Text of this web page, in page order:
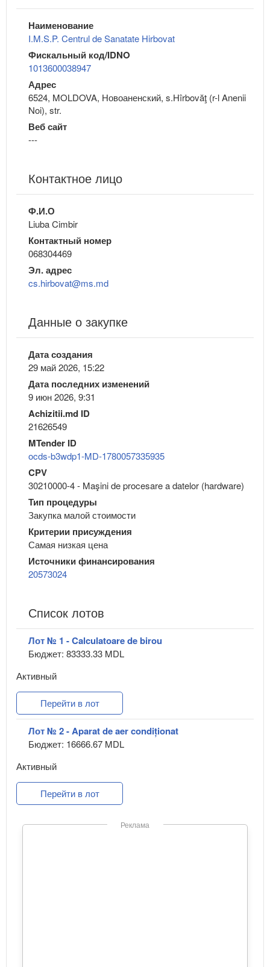
Наименование
I.M.S.P. Centrul de Sanatate Hirbovat
Фискальный код/IDNO
1013600038947
Адрес
6524, MOLDOVA, Новоаненский, s.Hîrbovăţ (r-l Anenii
Noi), str.
Веб сайт
---
Контактное лицо
Ф.И.О
Liuba Cimbir
Контактный номер
068304469
Эл. адрес
cs.hirbovat@ms.md
Данные о закупке
Дата создания
29 май 2026, 15:22
Дата последних изменений
9 июн 2026, 9:31
Achizitii.md ID
21626549
MTender ID
ocds-b3wdp1-MD-1780057335935
CPV
30210000-4 - Maşini de procesare a datelor (hardware)
Тип процедуры
Закупка малой стоимости
Критерии присуждения
Самая низкая цена
Источники финансирования
20573024
Список лотов
Лот № 1 - Calculatoare de birou
Бюджет: 83333.33 MDL
Активный
Перейти в лот
Лот № 2 - Aparat de aer condiționat
Бюджет: 16666.67 MDL
Активный
Перейти в лот
Реклама